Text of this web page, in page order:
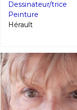
Dessinateur/trice
Peinture
Hérault